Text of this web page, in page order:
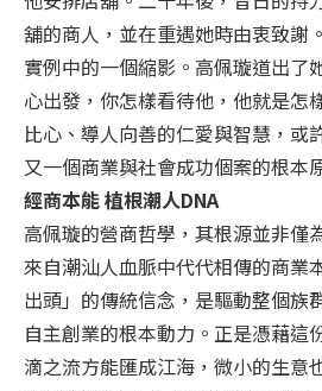
舖的商人，並在重遇她時由衷致謝
實例中的一個縮影。高佩璇道出了
心出發，你怎樣看待他，他就是怎
比心、導人向善的仁愛與智慧，或
又一個商業與社會成功個案的根本
經商本能 植根潮人DNA
高佩璇的營商哲學，其根源並非僅
來自潮汕人血脈中代代相傳的商業
出頭」的傳統信念，是驅動整個族
自主創業的根本動力。正是憑藉這
滴之流方能匯成江海，微小的生意